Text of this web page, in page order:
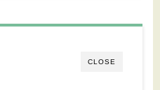
CLOSE